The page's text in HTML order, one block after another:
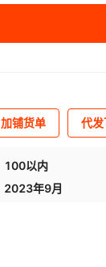
加铺货单 代
100以内
2023年9月